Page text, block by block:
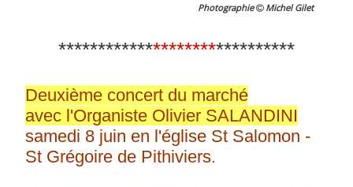
Photographie Michel Gilet
******************************
Deuxième concert du marché
avec l'Organiste Olivier SALANDINI
samedi 8 juin en l'église St Salomon -
St Grégoire de Pithiviers.